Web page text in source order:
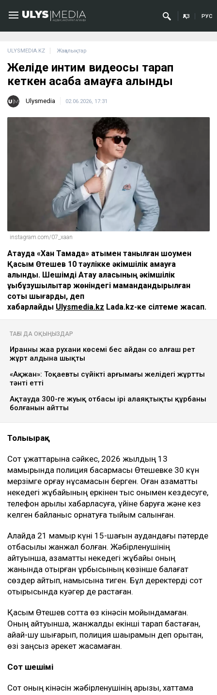
ҚАЗ РУС
ULYSMEDIA.KZ Жаңалықтар
Желіде интим видеосы тарап
кеткен асаба қамауға алынды
Ulysmedia 02.06.2026, 17:31
instagram.com/07_xaan
Ақтауда «Хан Тамада» атымен танылған шоумен
Қасым Өтешев 10 тәулікке әкімшілік қамауға
алынды. Шешімді Ақтау қаласының әкімшілік
құқықбұзушылықтар жөніндегі мамандандырылған
соты шығарды, деп
хабарлайды Ulysmedia.kz Lada.kz-ке сілтеме жасап.
ТАҒЫ ДА ОҚЫҢЫЗДАР
Иранның жаңа рухани көсемі бес айдан соң алғаш рет
жұрт алдына шықты
«Ақжан»: Тоқаевтың сүйікті арғымағы желідегі жұртты
тәнті етті
Ақтауда 300-ге жуық отбасы ірі алаяқтықтың құрбаны
болғанын айтты
Толығырақ
Сот құжаттарына сәйкес, 2026 жылдың 13
мамырында полиция басқармасы Өтешевке 30 күн
мерзімге қорғау нұсқамасын берген. Оған азаматтық
некедегі жұбайының еркінен тыс онымен кездесуге,
телефон арқылы хабарласуға, үйіне баруға және кез
келген байланыс орнатуға тыйым салынған.
Алайда 21 мамыр күні 15-шағын аудандағы пәтерде
отбасылық жанжал болған. Жәбірленушінің
айтуынша, азаматтық некедегі жұбайы оның
жанында отырған құрбысының көзінше балағат
сөздер айтып, намысына тиген. Бұл деректерді сот
отырысында куәгер де растаған.
Қасым Өтешев сотта өз кінәсін мойындамаған.
Оның айтуынша, жанжалды екінші тарап бастаған,
айқай-шу шығарып, полиция шақырамын деп қорқытқан,
өзі заңсыз әрекет жасамаған.
Сот шешімі
Сот оның кінәсін жәбірленушінің арызы, хаттама